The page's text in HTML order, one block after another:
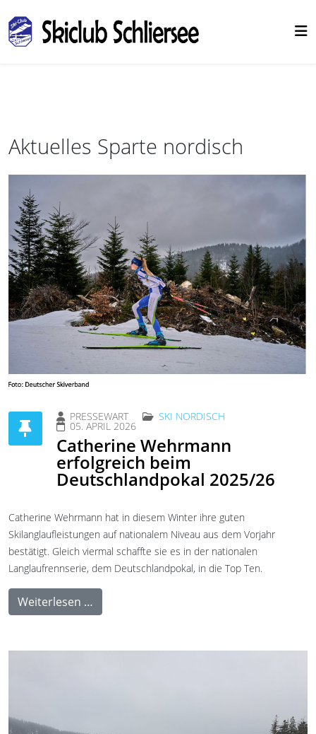
Aktuelles Sparte nordisch
PRESSEWART SKI NORDISCH
05. APRIL 2026
Catherine Wehrmann
erfolgreich beim
Deutschlandpokal 2025/26
Catherine Wehrmann hat in diesem Winter ihre guten
Skilanglaufleistungen auf nationalem Niveau aus dem Vorjahr
bestätigt. Gleich viermal schaffte sie es in der nationalen
Langlaufrennserie, dem Deutschlandpokal, in die Top Ten.
Weiterlesen …